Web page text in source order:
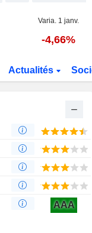
Varia. 1 janv.
-4,66%
Actualités
AAA